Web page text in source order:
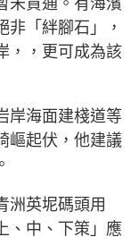
非「絆腳石」，
，，更可成為該
岸海面建棧道等
嶇起伏，他建議
洲英坭碼頭用
、中、下策」應